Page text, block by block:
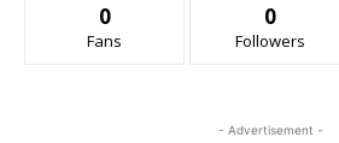
0
Fans
0
Followers
- Advertisement -